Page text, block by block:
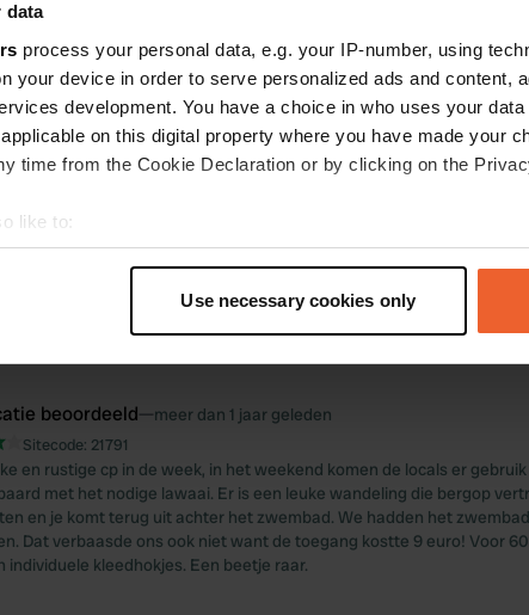
data
process your personal data, e.g. your IP-number, using
your device in order to serve personalized ads and content,
development. You have a choice in who uses your
on this digital property where you have made your
time from the Cookie Declaration or by clicking on the
like to:
your geographical location which can be accurate to
your personal data is processed and set your preferences in
of our site with our social media, advertising and analytics
provided to them or that they’ve collected from your use of
Use necessary cookies only
beoordeeld —8 maanden geleden
Sitecode:41081
geweldige plaats. Helemaal nieuw. 13 euro per nacht betaald met
de overkant is een groot kerkhof, lekker rustig dus. De wandeling
Er zitten veel reigers. Vanop de camperplaats vertrekt een
beoordeeld—8 maanden geleden
en meteen doorgereden. Buiten de loosplaats, kan ik er weinig
beoordeeld—meer dan 1 jaar geleden
Sitecode: 21791
en rustige cp in de week, in het weekend komen de locals er
met het nodige lawaai. Er is een leuke wandeling die bergop
en je komt terug uit achter het zwembad. We hadden het
Dat verbaasde ons ook niet want de toegang kostte 9 euro! Voor
individuele kleedhokjes. Een beetje raar.